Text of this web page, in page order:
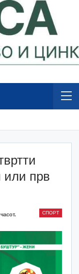
или прв
СПОРТ